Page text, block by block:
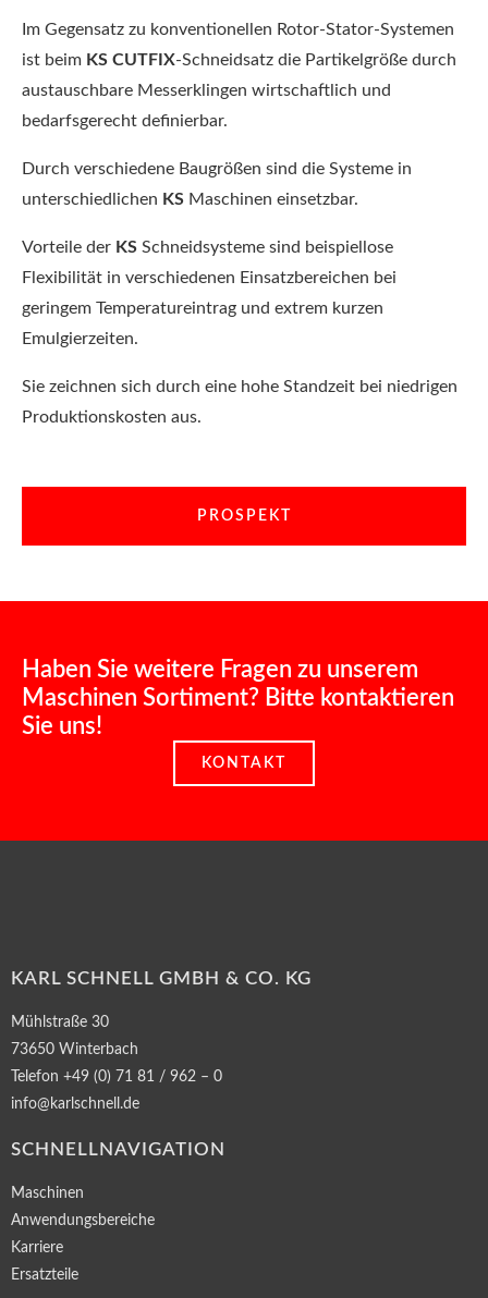
Im Gegensatz zu konventionellen Rotor-Stator-Systemen
ist beim KS CUTFIX-Schneidsatz die Partikelgröße durch
austauschbare Messerklingen wirtschaftlich und
bedarfsgerecht definierbar.
Durch verschiedene Baugrößen sind die Systeme in
unterschiedlichen KS Maschinen einsetzbar.
Vorteile der KS Schneidsysteme sind beispiellose
Flexibilität in verschiedenen Einsatzbereichen bei
geringem Temperatureintrag und extrem kurzen
Emulgierzeiten.
Sie zeichnen sich durch eine hohe Standzeit bei niedrigen
Produktionskosten aus.
PROSPEKT
Haben Sie weitere Fragen zu unserem
Maschinen Sortiment? Bitte kontaktieren
Sie uns!
KONTAKT
KARL SCHNELL GMBH & CO. KG
Mühlstraße 30
73650 Winterbach
Telefon +49 (0) 71 81 / 962 – 0
info@karlschnell.de
SCHNELLNAVIGATION
Maschinen
Anwendungsbereiche
Karriere
Ersatzteile